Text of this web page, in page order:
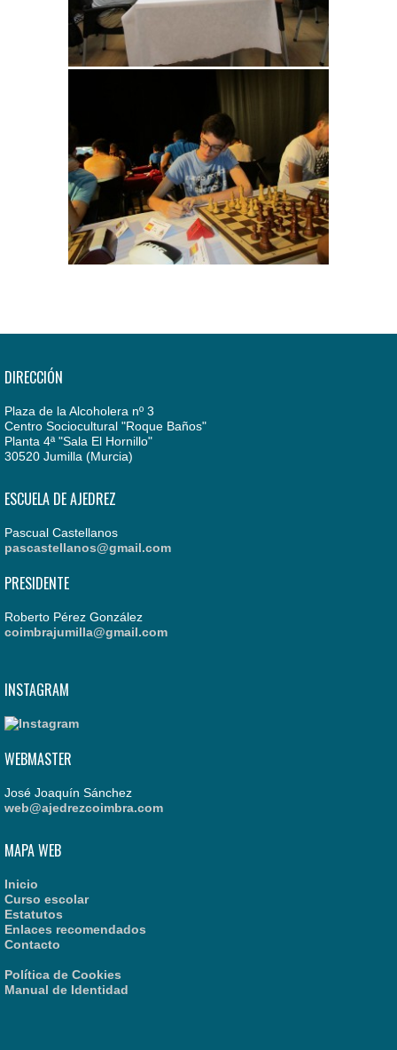
DIRECCIÓN
Plaza de la Alcoholera nº 3
Centro Sociocultural "Roque Baños"
Planta 4ª "Sala El Hornillo"
30520 Jumilla (Murcia)
ESCUELA DE AJEDREZ
Pascual Castellanos
pascastellanos@gmail.com
PRESIDENTE
Roberto Pérez González
coimbrajumilla@gmail.com
INSTAGRAM
WEBMASTER
José Joaquín Sánchez
web@ajedrezcoimbra.com
MAPA WEB
Inicio
Curso escolar
Estatutos
Enlaces recomendados
Contacto
Política de Cookies
Manual de Identidad